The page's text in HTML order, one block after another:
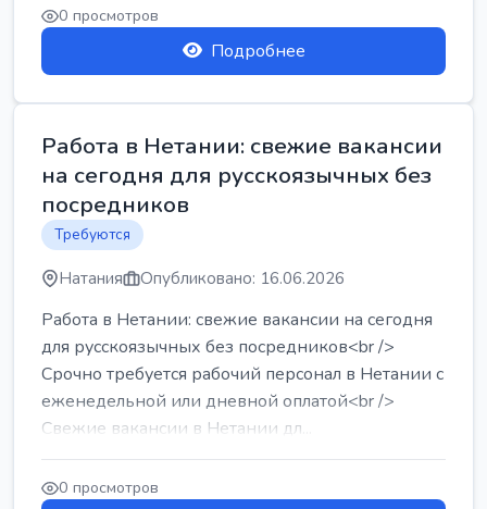
0 просмотров
Подробнее
Работа в Нетании: свежие вакансии
на сегодня для русскоязычных без
посредников
Требуются
Натания Опубликовано: 16.06.2026
Работа в Нетании: свежие вакансии на сегодня
для русскоязычных без посредников<br />
Срочно требуется рабочий персонал в Нетании с
еженедельной или дневной оплатой<br />
Свежие вакансии в Нетании дл...
0 просмотров